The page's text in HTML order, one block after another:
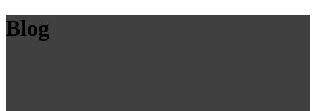
Blog